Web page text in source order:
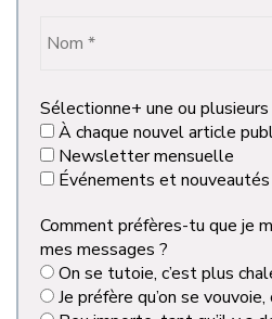
Sélectionne+ une ou
À chaque nouvel article
Newsletter mensuelle
Événements et
Comment préfères-tu que je
mes messages ?
On se tutoie, c’est plus
Je préfère qu’on se